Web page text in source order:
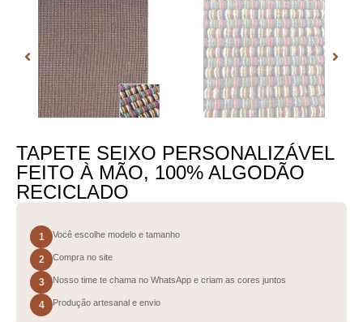
TAPETE SEIXO PERSONALIZÁVEL
FEITO À MÃO, 100% ALGODÃO
RECICLADO
1 Você escolhe modelo e tamanho
2 Compra no site
3 Nosso time te chama no WhatsApp e criam as cores juntos
4 Produção artesanal e envio